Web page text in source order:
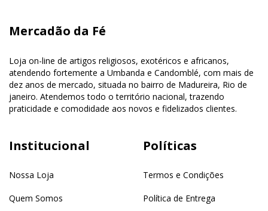
Mercadão da Fé
Loja on-line de artigos religiosos, exotéricos e africanos,
atendendo fortemente a Umbanda e Candomblé, com mais de
dez anos de mercado, situada no bairro de Madureira, Rio de
janeiro. Atendemos todo o território nacional, trazendo
praticidade e comodidade aos novos e fidelizados clientes.
Institucional
Nossa Loja
Quem Somos
Políticas
Termos e Condições
Política de Entrega